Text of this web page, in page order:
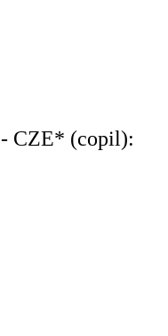
CZE* (copil):